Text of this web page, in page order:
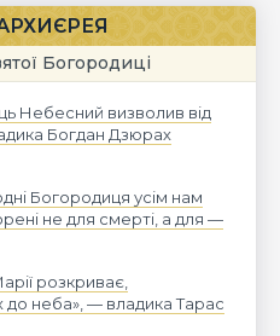
Богородиці
Небесний визволив від
Богдан Дзюрах
Богородиця усім нам
не для смерті, а для —
розкриває,
неба», — владика Тарас